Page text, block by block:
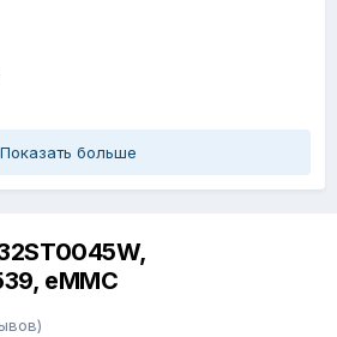
Показать больше
eMMC